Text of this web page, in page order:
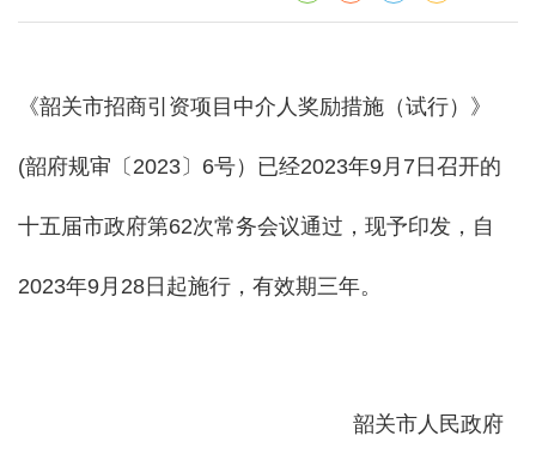
《韶关市招商引资项目中介人奖励措施（试行）》
(韶府规审〔2023〕6号）已经2023年9月7日召开的
十五届市政府第62次常务会议通过，现予印发，自
2023年9月28日起施行，有效期三年。
韶关市人民政府